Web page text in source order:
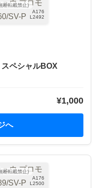
A176
L2492
断転載禁止)
スペシャルBOX
¥1,000
へ
A176
L2500
断転載禁止)